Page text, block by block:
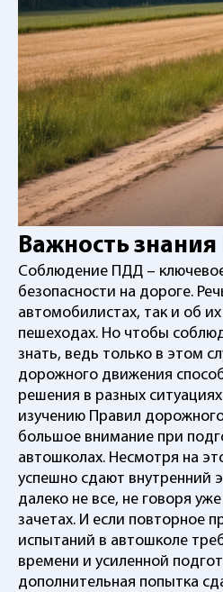
Важность
Соблюдение ПДД –
безопасности на дороге.
автомобилистах, так и об
пешеходах. Но чтобы
знать, ведь только в этом
дорожного движения
решения в разных
изучению Правил
большое внимание при
автошколах. Несмотря на
успешно сдают внутренний
далеко не все, не говоря
зачетах. И если повторное
испытаний в автошколе
времени и усиленной
дополнительная попытка